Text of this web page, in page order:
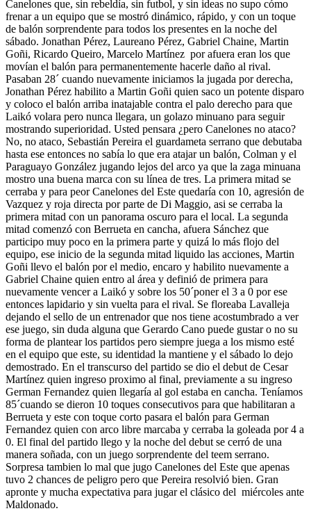
Canelones que, sin rebeldía, sin futbol, y sin ideas no supo cómo
frenar a un equipo que se mostró dinámico, rápido, y con un toque
de balón sorprendente para todos los presentes en la noche del
sábado. Jonathan Pérez, Laureano Pérez, Gabriel Chaine, Martin
Goñi, Ricardo Queiro, Marcelo Martínez por afuera eran los que
movían el balón para permanentemente hacerle daño al rival.
Pasaban 28´ cuando nuevamente iniciamos la jugada por derecha,
Jonathan Pérez habilito a Martin Goñi quien saco un potente disparo
y coloco el balón arriba inatajable contra el palo derecho para que
Laikó volara pero nunca llegara, un golazo minuano para seguir
mostrando superioridad. Usted pensara ¿pero Canelones no ataco?
No, no ataco, Sebastián Pereira el guardameta serrano que debutaba
hasta ese entonces no sabía lo que era atajar un balón, Colman y el
Paraguayo González jugando lejos del arco ya que la zaga minuana
mostro una buena marca con su línea de tres. La primera mitad se
cerraba y para peor Canelones del Este quedaría con 10, agresión de
Vazquez y roja directa por parte de Di Maggio, asi se cerraba la
primera mitad con un panorama oscuro para el local. La segunda
mitad comenzó con Berrueta en cancha, afuera Sánchez que
participo muy poco en la primera parte y quizá lo más flojo del
equipo, ese inicio de la segunda mitad liquido las acciones, Martin
Goñi llevo el balón por el medio, encaro y habilito nuevamente a
Gabriel Chaine quien entro al área y definió de primera para
nuevamente vencer a Laikó y sobre los 50´poner el 3 a 0 por ese
entonces lapidario y sin vuelta para el rival. Se floreaba Lavalleja
dejando el sello de un entrenador que nos tiene acostumbrado a ver
ese juego, sin duda alguna que Gerardo Cano puede gustar o no su
forma de plantear los partidos pero siempre juega a los mismo esté
en el equipo que este, su identidad la mantiene y el sábado lo dejo
demostrado. En el transcurso del partido se dio el debut de Cesar
Martínez quien ingreso proximo al final, previamente a su ingreso
German Fernandez quien llegaría al gol estaba en cancha. Teníamos
85´cuando se dieron 10 toques consecutivos para que habilitaran a
Berrueta y este con toque corto pasara el balón para German
Fernandez quien con arco libre marcaba y cerraba la goleada por 4 a
0. El final del partido llego y la noche del debut se cerró de una
manera soñada, con un juego sorprendente del teem serrano.
Sorpresa tambien lo mal que jugo Canelones del Este que apenas
tuvo 2 chances de peligro pero que Pereira resolvió bien. Gran
apronte y mucha expectativa para jugar el clásico del miércoles ante
Maldonado.